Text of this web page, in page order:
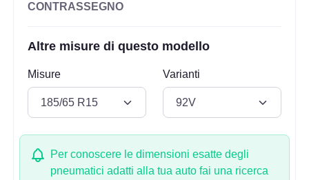
CONTRASSEGNO
Altre misure di questo modello
Misure Varianti
Per conoscere le dimensioni esatte degli
pneumatici adatti alla tua auto fai una ricerca